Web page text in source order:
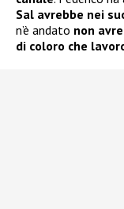
Sal avrebbe nei
n’è andato non
di coloro che